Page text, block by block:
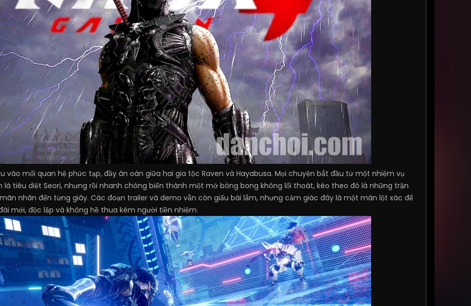
vào mối quan hệ phức tạp, đầy ân oán giữa hai gia tộc Raven và Hayabusa. Mọi chuyện bắt đầu từ một nhiệm vụ
là tiêu diệt Seori, nhưng rồi nhanh chóng biến thành một mớ bòng bong không lối thoát, kéo theo đó là những trận
nhãn đến từng giây. Các đoạn trailer và demo vẫn còn giấu bài lắm, nhưng cảm giác đây là một màn lột xác để
mới, độc lập và không hề thua kém người tiền nhiệm.